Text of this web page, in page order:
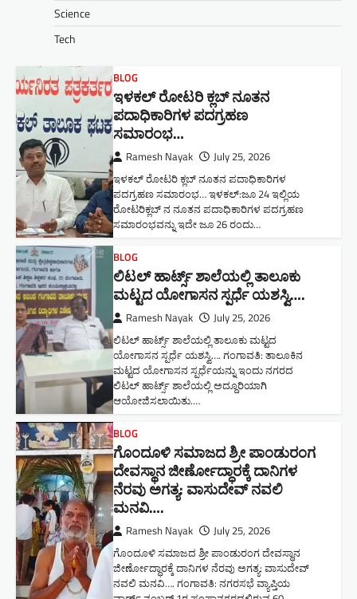
Science
Tech
BLOG
ಇಳಕಲ್ ರೋಟರಿ ಕ್ಲಬ್ ನೂತನ‌
ಪದಾಧಿಕಾರಿಗಳ ಪದಗ್ರಹಣ
ಸಮಾರಂಭ…
Ramesh Nayak July 25, 2026
ಇಳಕಲ್ ರೋಟರಿ ಕ್ಲಬ್ ನೂತನ‌ ಪದಾಧಿಕಾರಿಗಳ
ಪದಗ್ರಹಣ ಸಮಾರಂಭ… ಇಳಕಲ್:ಜೂ 24 ಇಲ್ಲಿಯ
ರೋಟರಿಕ್ಲಬ್ ನ ನೂತನ ಪದಾಧಿಕಾರಿಗಳ ಪದಗ್ರಹಣ
ಸಮಾರಂಭವನ್ನು ಇದೇ ಜೂ 26 ರಂದು…
BLOG
ಲಿಟಲ್ ಹಾರ್ಟ್ಸ್ ಶಾಲೆಯಲ್ಲಿ ತಾಲೂಕು
ಮಟ್ಟದ ಯೋಗಾಸನ ಸ್ಪರ್ಧೆ ಯಶಸ್ವಿ….
Ramesh Nayak July 25, 2026
ಲಿಟಲ್ ಹಾರ್ಟ್ಸ್ ಶಾಲೆಯಲ್ಲಿ ತಾಲೂಕು ಮಟ್ಟದ
ಯೋಗಾಸನ ಸ್ಪರ್ಧೆ ಯಶಸ್ವಿ…. ಗಂಗಾವತಿ: ತಾಲೂಕಿನ
ಮಟ್ಟದ ಯೋಗಾಸನ ಸ್ಪರ್ಧೆಯನ್ನು ಇಂದು ನಗರದ
ಲಿಟಲ್ ಹಾರ್ಟ್ಸ್ ಶಾಲೆಯಲ್ಲಿ ಅದ್ದೂರಿಯಾಗಿ
ಆಯೋಜಿಸಲಾಯಿತು.…
BLOG
ಗೊಂದೂಳಿ ಸಮಾಜದ ಶ್ರೀ ಪಾಂಡುರಂಗ
ದೇವಸ್ಥಾನ ಜೀರ್ಣೋದ್ಧಾರಕ್ಕೆ ದಾನಿಗಳ
ನೆರವು ಅಗತ್ಯ: ವಾಸುದೇವ್ ನವಲಿ
ಮನವಿ​….
Ramesh Nayak July 25, 2026
ಗೊಂದೂಳಿ ಸಮಾಜದ ಶ್ರೀ ಪಾಂಡುರಂಗ ದೇವಸ್ಥಾನ
ಜೀರ್ಣೋದ್ಧಾರಕ್ಕೆ ದಾನಿಗಳ ನೆರವು ಅಗತ್ಯ: ವಾಸುದೇವ್
ನವಲಿ ಮನವಿ​…. ಗಂಗಾವತಿ: ​ನಗರಸಭೆ ವ್ಯಾಪ್ತಿಯ